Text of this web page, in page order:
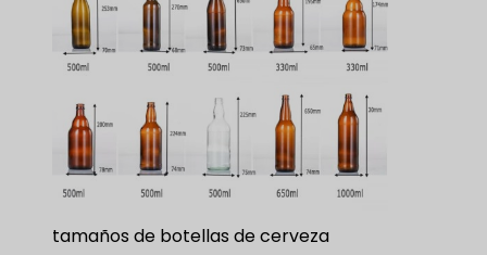
tamaños de botellas de cerveza